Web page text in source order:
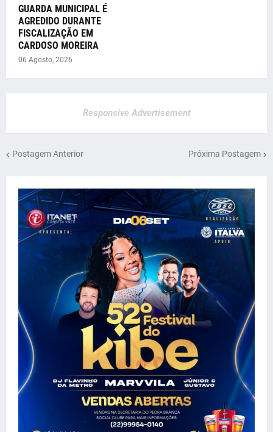
GUARDA MUNICIPAL É
AGREDIDO DURANTE
FISCALIZAÇÃO EM
CARDOSO MOREIRA
06 Agosto, 2026
Responsive Advertisement
Postagem Anterior Próxima Postagem